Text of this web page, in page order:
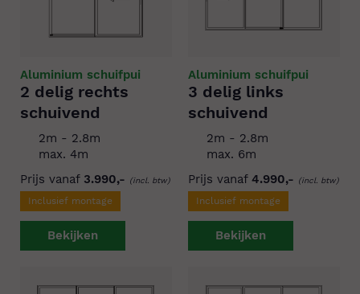
Aluminium schuifpui
2 delig rechts
schuivend
2m - 2.8m
max. 4m
Prijs vanaf 3.990,- (incl. btw)
Inclusief montage
Bekijken
Aluminium schuifpui
3 delig links
schuivend
2m - 2.8m
max. 6m
Prijs vanaf 4.990,- (incl. btw)
Inclusief montage
Bekijken